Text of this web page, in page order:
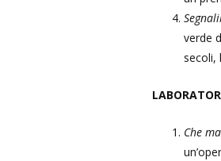
verde
secoli,
Che